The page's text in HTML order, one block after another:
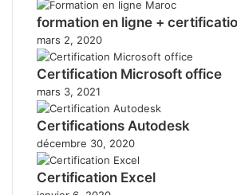
formation en ligne +
mars 2, 2020
Certification Microsoft office
mars 3, 2021
Certifications Autodesk
décembre 30, 2020
Certification Excel